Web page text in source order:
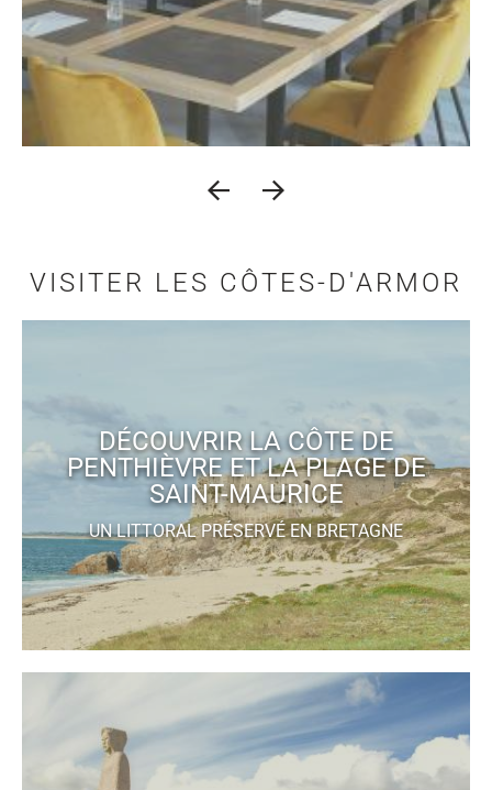
VISITER LES CÔTES-D'ARMOR
DÉCOUVRIR LA CÔTE DE
PENTHIÈVRE ET LA PLAGE DE
SAINT-MAURICE
UN LITTORAL PRÉSERVÉ EN BRETAGNE